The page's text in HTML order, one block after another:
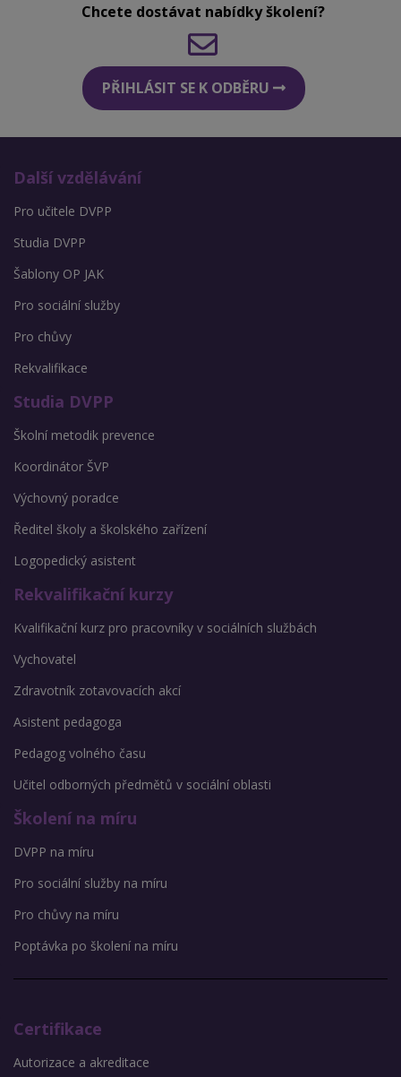
Chcete dostávat nabídky školení?
PŘIHLÁSIT SE K ODBĚRU
Další vzdělávání
Pro učitele DVPP
Studia DVPP
Šablony OP JAK
Pro sociální služby
Pro chůvy
Rekvalifikace
Studia DVPP
Školní metodik prevence
Koordinátor ŠVP
Výchovný poradce
Ředitel školy a školského zařízení
Logopedický asistent
Rekvalifikační kurzy
Kvalifikační kurz pro pracovníky v sociálních službách
Vychovatel
Zdravotník zotavovacích akcí
Asistent pedagoga
Pedagog volného času
Učitel odborných předmětů v sociální oblasti
Školení na míru
DVPP na míru
Pro sociální služby na míru
Pro chůvy na míru
Poptávka po školení na míru
Certifikace
Autorizace a akreditace